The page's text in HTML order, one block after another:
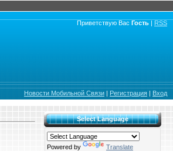
Приветствую Вас Гость | RSS
Новости Мобильной Связи | Регистрация | Вход
Select Language
Powered by Translate